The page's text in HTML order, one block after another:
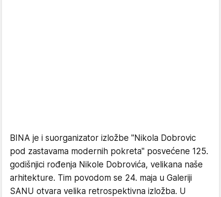
BINA je i suorganizator izložbe "Nikola Dobrovic
pod zastavama modernih pokreta" posvećene 125.
godišnjici rođenja Nikole Dobrovića, velikana naše
arhitekture. Tim povodom se 24. maja u Galeriji
SANU otvara velika retrospektivna izložba. U